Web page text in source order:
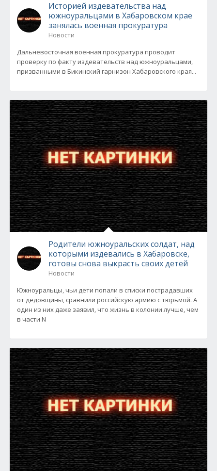
Историей издевательства над
южноуральцами в Хабаровском крае
занялась военная прокуратура
Новости
Дальневосточная военная прокуратура проводит
проверку по факту издевательств над южноуральцами,
призванными в Бикинский гарнизон Хабаровского края...
Родители южноуральских солдат, над
которыми издевались в Хабаровске,
готовы снова выкрасть своих детей
Новости
Южноуральцы, чьи дети попали в списки пострадавших
от дедовщины, сравнили российскую армию с тюрьмой. А
один из них даже заявил, что жизнь в колонии лучше, чем
в части N